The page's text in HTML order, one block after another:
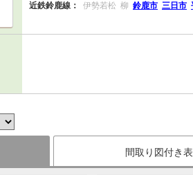
近鉄鈴鹿線： 伊勢若松 柳 鈴鹿市 三日市
間取り図付き